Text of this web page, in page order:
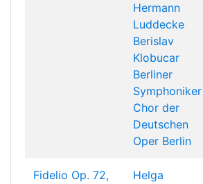
Hermann
Luddecke
Berislav
Klobucar
Berliner
Symphoniker
Chor der
Deutschen
Oper Berlin
Fidelio Op. 72,
Helga